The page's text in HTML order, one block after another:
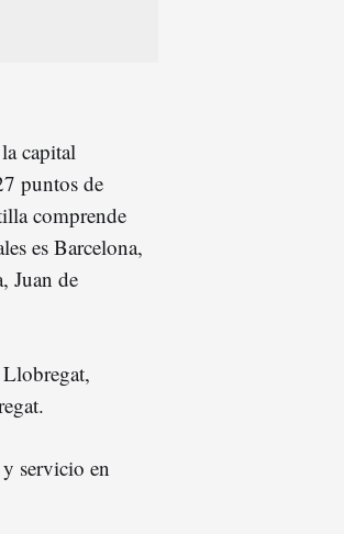
capital
puntos de
comprende
es Barcelona,
Juan de
servicio en